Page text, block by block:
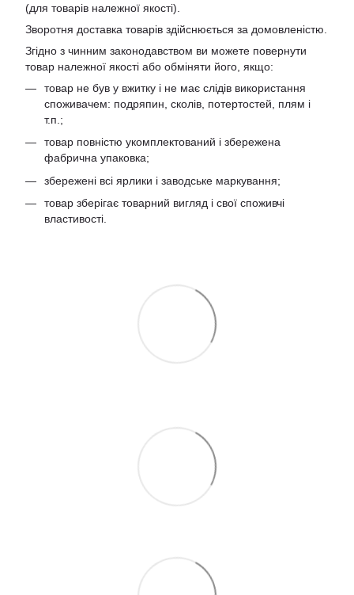
(для товарів належної якості).
Зворотня доставка товарів здійснюється за домовленістю.
Згідно з чинним законодавством ви можете повернути
товар належної якості або обміняти його, якщо:
товар не був у вжитку і не має слідів використання
споживачем: подряпин, сколів, потертостей, плям і
т.п.;
товар повністю укомплектований і збережена
фабрична упаковка;
збережені всі ярлики і заводське маркування;
товар зберігає товарний вигляд і свої споживчі
властивості.